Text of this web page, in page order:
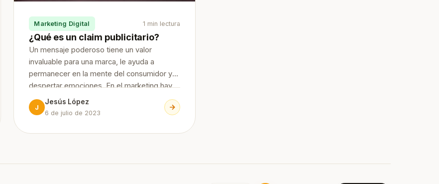
Marketing Digital 1 min lectura
¿Qué es un claim publicitario?
Un mensaje poderoso tiene un valor
invaluable para una marca, le ayuda a
permanecer en la mente del consumidor y
despertar emociones. En el marketing hay
diversas herramientas a través de las cuales
permiten enviar ese mensaje y hoy
J
Jesús López
6 de julio de 2023